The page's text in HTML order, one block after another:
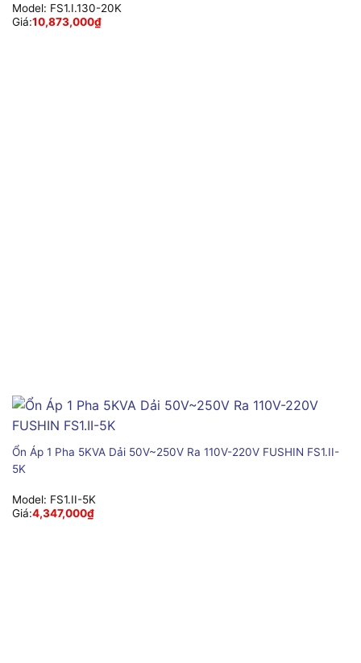
Model: FS1.I.130-20K
Giá:10,873,000₫
Ổn Áp 1 Pha 5KVA Dải 50V~250V Ra 110V-220V FUSHIN FS1.II-
5K
Model: FS1.II-5K
Giá:4,347,000₫